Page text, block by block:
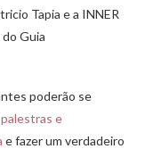
Tapia e a INNER
Guia
poderão se
e
e fazer um verdadeiro